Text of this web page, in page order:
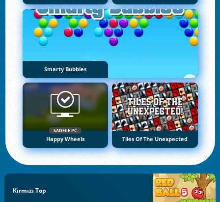
Smarty Bubbles
SADECE PC
Happy Wheels Tiles Of The Unexpected
Kırmızı Top